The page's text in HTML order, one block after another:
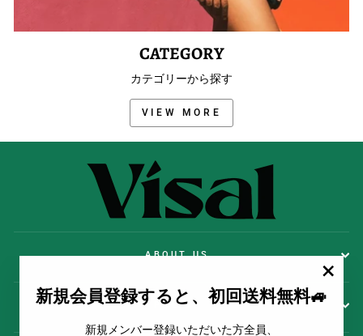
新規会員登録すると、初回送料無料🚙
新規メンバー登録いただいた方全員、
CATEGORY
カテゴリーから探す
VIEW MORE
ABOUT US
POLICY